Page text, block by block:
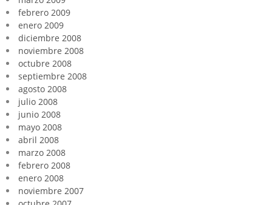
febrero 2009
enero 2009
diciembre 2008
noviembre 2008
octubre 2008
septiembre 2008
agosto 2008
julio 2008
junio 2008
mayo 2008
abril 2008
marzo 2008
febrero 2008
enero 2008
noviembre 2007